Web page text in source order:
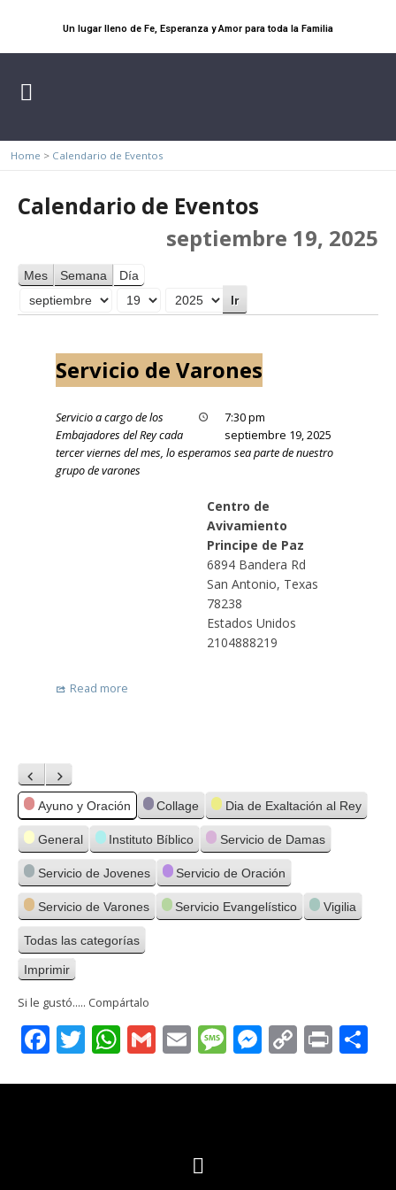
Un lugar lleno de Fe, Esperanza y Amor para toda la Familia
Home > Calendario de Eventos
Calendario de Eventos
septiembre 19, 2025
Mes Semana Día
Mes
Día
Año
Servicio de Varones
7:30 pm
septiembre 19, 2025
Servicio a cargo de los
Embajadores del Rey cada
tercer viernes del mes, lo esperamos sea parte de nuestro
grupo de varones
Centro de
Avivamiento
Principe de Paz
6894 Bandera Rd
San Antonio, Texas
78238
Estados Unidos
2104888219
Read more
Anterior
Siguiente
Categorías
Ayuno y Oración Collage Dia de Exaltación al Rey
General Instituto Bíblico Servicio de Damas
Servicio de Jovenes Servicio de Oración
Servicio de Varones Servicio Evangelístico Vigilia
Todas las categorías
Imprimir
Si le gustó..... Compártalo
Facebook
Twitter
WhatsApp
GmailEmailMessage
Copy
Print